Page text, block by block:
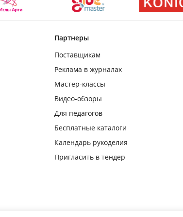
Партнеры
Поставщикам
Реклама в журналах
Мастер-классы
Видео-обзоры
Для педагогов
Бесплатные каталоги
Календарь рукоделия
Пригласить в тендер